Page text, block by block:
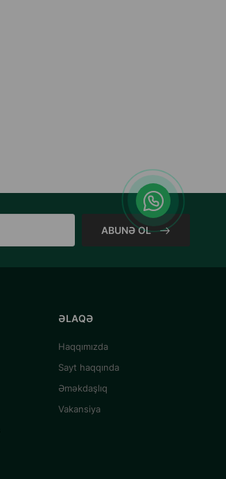
ABUNƏ OL
ƏLAQƏ
Haqqımızda
Sayt haqqında
Əməkdaşlıq
Vakansiya